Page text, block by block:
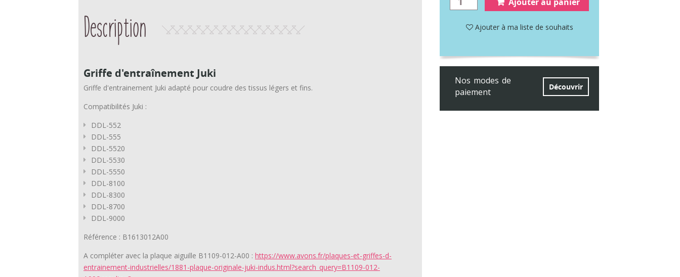
Description
Griffe d'entraînement Juki
Griffe d'entrainement Juki adapté pour coudre des tissus légers et fins.
Compatibilités Juki :
DDL-552
DDL-555
DDL-5520
DDL-5530
DDL-5550
DDL-8100
DDL-8300
DDL-8700
DDL-9000
Référence : B1613012A00
A compléter avec la plaque aiguille B1109-012-A00 : https://www.avons.fr/plaques-et-griffes-d-
entrainement-industrielles/1881-plaque-originale-juki-indus.html?search_query=B1109-012-
Ajouter à ma liste de souhaits
Nos modes de
paiement
Découvrir